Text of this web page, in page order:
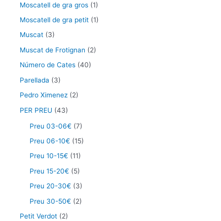
Moscatell de gra gros (1)
Moscatell de gra petit (1)
Muscat (3)
Muscat de Frotignan (2)
Número de Cates (40)
Parellada (3)
Pedro Ximenez (2)
PER PREU (43)
Preu 03-06€ (7)
Preu 06-10€ (15)
Preu 10-15€ (11)
Preu 15-20€ (5)
Preu 20-30€ (3)
Preu 30-50€ (2)
Petit Verdot (2)